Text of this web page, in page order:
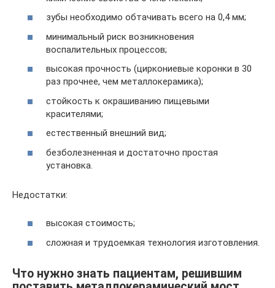
зубы необходимо обтачивать всего на 0,4 мм;
минимальный риск возникновения
воспалительных процессов;
высокая прочность (циркониевые коронки в 30
раз прочнее, чем металлокерамика);
стойкость к окрашиванию пищевыми
красителями;
естественный внешний вид;
безболезненная и достаточно простая
установка.
Недостатки:
высокая стоимость;
сложная и трудоемкая технология изготовления.
Что нужно знать пациентам, решившим